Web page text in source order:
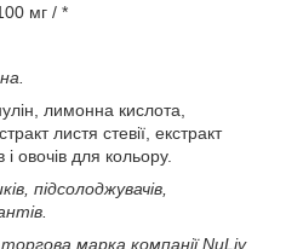
мг / *
лимонна кислота,
листя стевії, екстракт
овочів для кольору.
підсолоджувачів,
марка компанії NuLiv